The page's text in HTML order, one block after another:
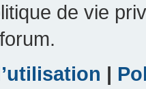
de vie
|